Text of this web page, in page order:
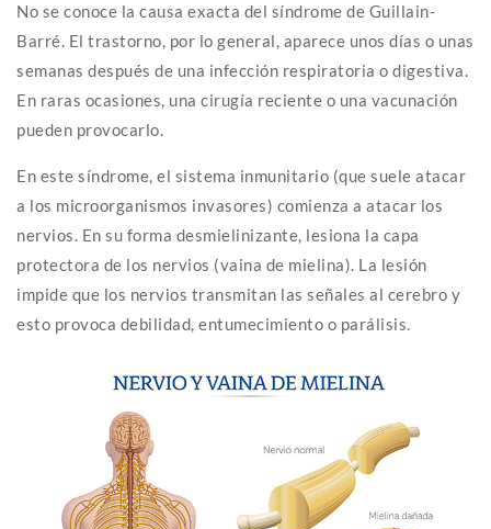
No se conoce la causa exacta del síndrome de Guillain-
Barré. El trastorno, por lo general, aparece unos días o unas
semanas después de una infección respiratoria o digestiva.
En raras ocasiones, una cirugía reciente o una vacunación
pueden provocarlo.
En este síndrome, el sistema inmunitario (que suele atacar
a los microorganismos invasores) comienza a atacar los
nervios. En su forma desmielinizante, lesiona la capa
protectora de los nervios (vaina de mielina). La lesión
impide que los nervios transmitan las señales al cerebro y
esto provoca debilidad, entumecimiento o parálisis.